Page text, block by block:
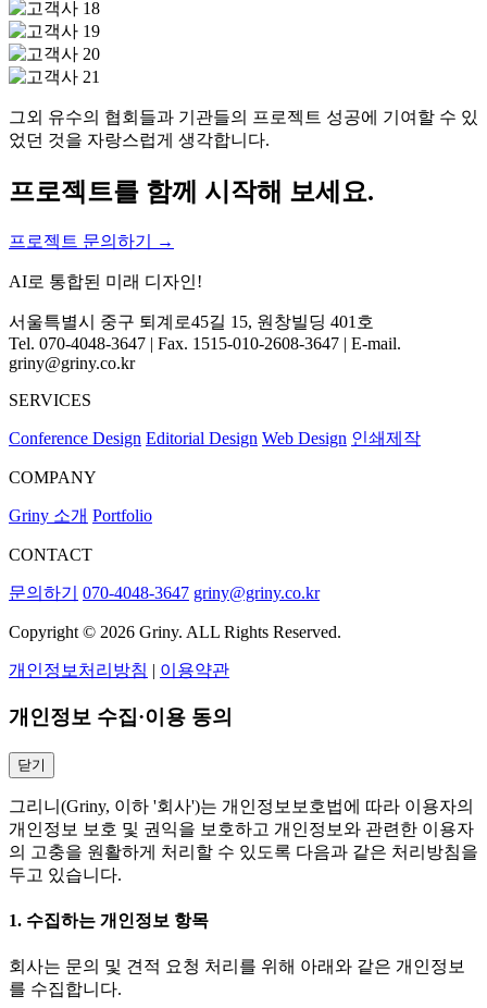
그외 유수의 협회들과 기관들의 프로젝트 성공에 기여할 수 있
었던 것을 자랑스럽게 생각합니다.
프로젝트를 함께 시작해 보세요.
프로젝트 문의하기 →
AI로 통합된 미래 디자인!
서울특별시 중구 퇴계로45길 15, 원창빌딩 401호
Tel. 070-4048-3647 | Fax. 1515-010-2608-3647 | E-mail.
griny@griny.co.kr
SERVICES
Conference Design Editorial Design Web Design 인쇄제작
COMPANY
Griny 소개 Portfolio
CONTACT
문의하기 070-4048-3647 griny@griny.co.kr
Copyright © 2026 Griny. ALL Rights Reserved.
개인정보처리방침 | 이용약관
개인정보 수집·이용 동의
닫기
그리니(Griny, 이하 '회사')는 개인정보보호법에 따라 이용자의
개인정보 보호 및 권익을 보호하고 개인정보와 관련한 이용자
의 고충을 원활하게 처리할 수 있도록 다음과 같은 처리방침을
두고 있습니다.
1. 수집하는 개인정보 항목
회사는 문의 및 견적 요청 처리를 위해 아래와 같은 개인정보
를 수집합니다.